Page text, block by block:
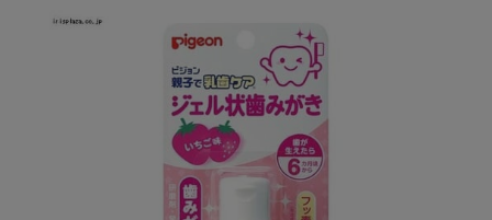
カートに入れる 購入手続きへ